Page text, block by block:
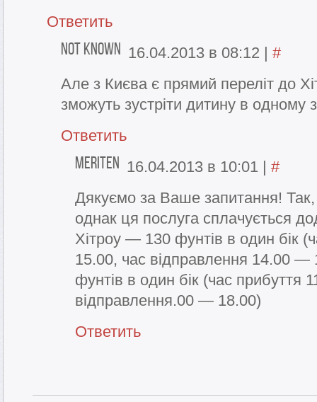
Ответить
Not known 16.04.2013 в 08:12 | #
Але з Києва є прямий переліт до
зможуть зустріти дитину в одному
Ответить
Meriten 16.04.2013 в 10:01 | #
Дякуємо за Ваше запитання!
однак ця послуга сплачується
Хітроу — 130 фунтів в один бік
15.00, час відправлення 14.00 —
фунтів в один бік (час прибуття
відправлення.00 — 18.00)
Ответить